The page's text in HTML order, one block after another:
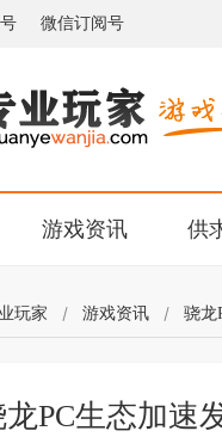
微信订阅号
游戏资讯 供
玩家 游戏资讯 骁龙
龙PC生态加速